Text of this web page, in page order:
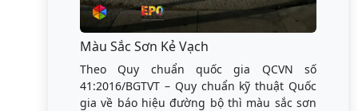
Màu Sắc Sơn Kẻ Vạch
Theo Quy chuẩn quốc gia QCVN số
41:2016/BGTVT – Quy chuẩn kỹ thuật Quốc
gia về báo hiệu đường bộ thì màu sắc sơn